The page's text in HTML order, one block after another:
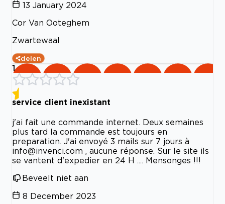
13 January 2024
Cor Van Ooteghem
Zwartewaal
delen
1
service client inexistant
j'ai fait une commande internet. Deux semaines
plus tard la commande est toujours en
preparation. J'ai envoyé 3 mails sur 7 jours à
info@invenci.com , aucune réponse. Sur le site ils
se vantent d'expedier en 24 H .... Mensonges !!!
Beveelt niet aan
8 December 2023